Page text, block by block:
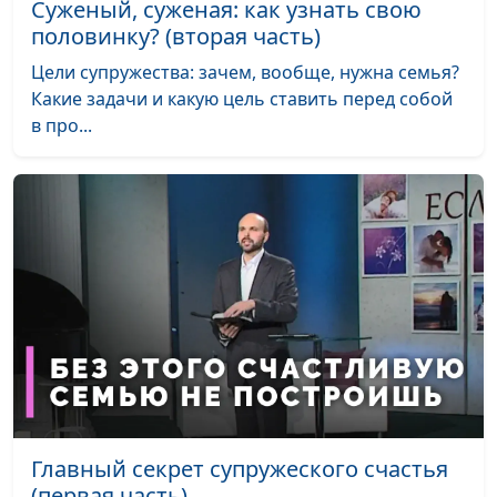
интимность в
Александр Сахаров,
Людмила Верлан,
семейным отношениям
Смотреть порно -
психолог, консультант по
семейным отношениям
Как противостоять
семейному
насилию?
Александр Сахаров,
Людмила Верлан,
психолог, консультант по
семейным отношениям
#165
Сексуальная жизнь
после пятидесяти
Александр Сахаров,
Людмила Верлан,
психолог, консультант по
семейным отношениям
#164
Суженый, суженая: как узнать свою
половинку? (вторая часть)
Цели супружества: зачем, вообще, нужна семья?
Какие задачи и какую цель ставить перед собой
в про...
Главный секрет супружеского счастья